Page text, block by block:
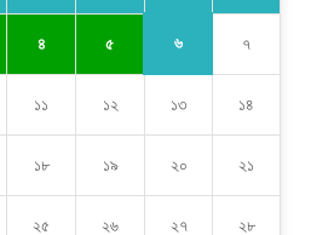
৪ ৫ ৬ ৭
১১ ১২ ১৩ ১৪
১৮ ১৯ ২০ ২১
২৫ ২৬ ২৭ ২৮